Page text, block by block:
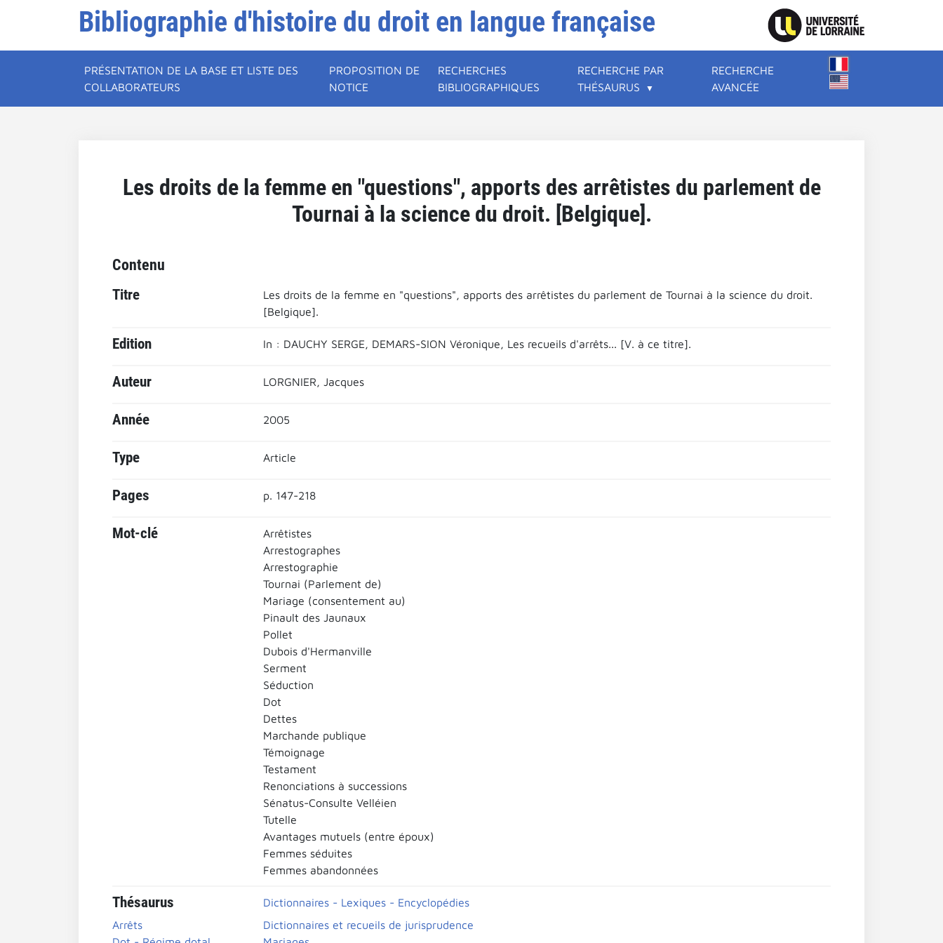
Bibliographie d'histoire du droit en langue française
PRÉSENTATION DE LA BASE ET LISTE DES
COLLABORATEURS
PROPOSITION DE
NOTICE
RECHERCHES
BIBLIOGRAPHIQUES
RECHERCHE PAR
THÉSAURUS
RECHERCHE
AVANCÉE
Les droits de la femme en "questions", apports des arrêtistes du parlement de
Tournai à la science du droit. [Belgique].
Contenu
Titre
Les droits de la femme en "questions", apports des arrêtistes du parlement de Tournai à la science du droit.
[Belgique].
Edition In : DAUCHY SERGE, DEMARS-SION Véronique, Les recueils d'arrêts... [V. à ce titre].
Auteur LORGNIER, Jacques
Année 2005
Type Article
Pages p. 147-218
Mot-clé
Arrêtistes
Arrestographes
Arrestographie
Tournai (Parlement de)
Mariage (consentement au)
Pinault des Jaunaux
Pollet
Dubois d'Hermanville
Serment
Séduction
Dot
Dettes
Marchande publique
Témoignage
Testament
Renonciations à successions
Sénatus-Consulte Velléien
Tutelle
Avantages mutuels (entre époux)
Femmes séduites
Femmes abandonnées
Thésaurus
Dictionnaires - Lexiques - Encyclopédies
Arrêts
Dictionnaires et recueils de jurisprudence